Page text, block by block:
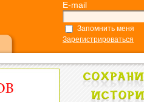
E-mail
Запомнить меня
Зарегистрироваться